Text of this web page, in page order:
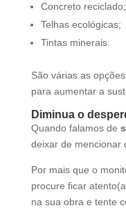
Concreto reciclado;
Telhas ecológicas;
Tintas minerais.
São várias as
para aumentar a
Diminua o
Quando falamos de
deixar de mencionar
Por mais que o
procure ficar
na sua obra e tente